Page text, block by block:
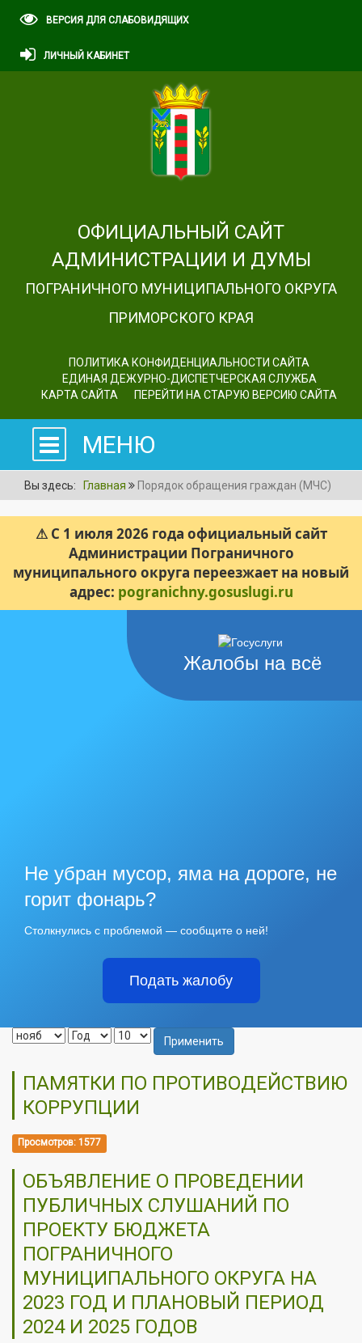
ВЕРСИЯ ДЛЯ СЛАБОВИДЯЩИХ
ЛИЧНЫЙ КАБИНЕТ
ОФИЦИАЛЬНЫЙ САЙТ
АДМИНИСТРАЦИИ И ДУМЫ
ПОГРАНИЧНОГО МУНИЦИПАЛЬНОГО ОКРУГА
ПРИМОРСКОГО КРАЯ
ПОЛИТИКА КОНФИДЕНЦИАЛЬНОСТИ САЙТА
ЕДИНАЯ ДЕЖУРНО-ДИСПЕТЧЕРСКАЯ СЛУЖБА
КАРТА САЙТА
ПЕРЕЙТИ НА СТАРУЮ ВЕРСИЮ САЙТА
МЕНЮ
Вы здесь: Главная Порядок обращения граждан (МЧС)
⚠ С 1 июля 2026 года официальный сайт
Администрации Пограничного
муниципального округа переезжает на новый
адрес: pogranichny.gosuslugi.ru
Жалобы на всё
Не убран мусор, яма на дороге, не
горит фонарь?
Столкнулись с проблемой — сообщите о ней!
Подать жалобу
Применить
ПАМЯТКИ ПО ПРОТИВОДЕЙСТВИЮ
КОРРУПЦИИ
Просмотров: 1577
ОБЪЯВЛЕНИЕ О ПРОВЕДЕНИИ
ПУБЛИЧНЫХ СЛУШАНИЙ ПО
ПРОЕКТУ БЮДЖЕТА
ПОГРАНИЧНОГО
МУНИЦИПАЛЬНОГО ОКРУГА НА
2023 ГОД И ПЛАНОВЫЙ ПЕРИОД
2024 И 2025 ГОДОВ